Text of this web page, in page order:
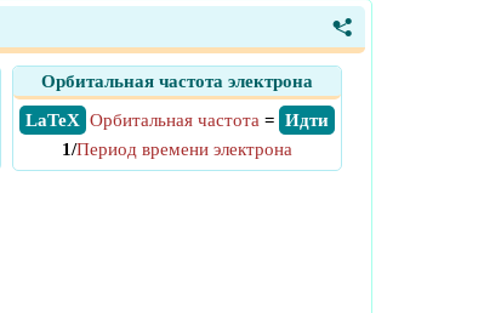
<
Орбитальная частота электрона
​ LaTeX
​ Идти
Орбитальная частота =
1/Период времени электрона